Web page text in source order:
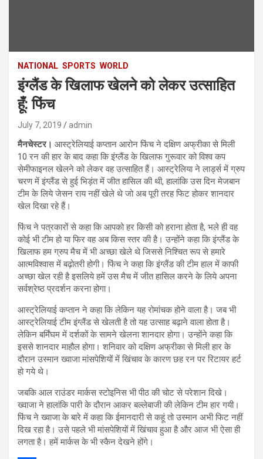
NATIONAL SPORTS WORLD
इंग्लैंड के खिलाफ खेलने को लेकर उत्साहित
हूँ: फिंच
July 7, 2019 admin
मैनचेस्टर। आस्ट्रेलियाई कप्तान आरोन फिंच ने दक्षिण अफ्रीका से मिली
10 रन की हार के बाद कहा कि इंग्लैंड के खिलाफ गुरूवार को विश्व कप
सेमीफाइनल खेलने को लेकर वह उत्साहित हैं। आस्ट्रेलिया ने लार्ड्स में ग्रुप
चरण में इंग्लैंड से हुई भिड़ंत में जीत हासिल की थी, हालांकि उस दिन मेजबान
टीम के लिये जेसन राय नहीं खेले थे जो अब पूरी तरह फिट होकर शानदार
खेल दिखा रहे हैं।
फिंच ने पत्रकारों से कहा कि आपको हर किसी को हराना होता है, भले ही वह
कोई भी टीम हो या फिर वह अब किस स्तर की है। उन्होंने कहा कि इंग्लैंड के
खिलाफ हम ग्रुप मैच में भी अच्छा खेले थे जिससे निश्चित रूप से हमारे
आत्मविश्वास में बढ़ोतरी होगी। फिंच ने कहा कि इंग्लैंड की टीम हाल में काफी
अच्छा खेल रही है इसलिये हमें उस मैच में जीत हासिल करने के लिये अपना
सर्वश्रेष्ठ प्रदर्शन करना होगा।
आस्ट्रेलियाई कप्तान ने कहा कि लेकिन यह रोमांचक होने वाला है। जब भी
आस्ट्रेलियाई टीम इंग्लैंड से खेलती है तो यह उत्साह बढ़ाने वाला होता है।
लेकिन बर्मिंघम में दर्शकों के सामने खेलना शानदार होगा। उन्होंने कहा कि
इससे शानदार माहौल होगा। शनिवार को दक्षिण अफ्रीका से मिली हार के
दौरान उस्मान ख्वाजा मांसपेशियों में खिंचाव के कारण छह रन पर रिटायर हर्ट
हो गये थे।
जबकि आल राउंडर मार्कस स्टोइनिस भी पीठ की चोट से परेशान दिखे।
ख्वाजा ने हालांकि पारी के दौरान आकर बल्लेबाजी की लेकिन टीम हार गयी।
फिंच ने ख्वाजा के बारे में कहा कि ईमानदारी से कहूं तो उस्मान अभी फिट नहीं
दिख रहा है। उसे पहले भी मांसपेशियों में खिंचाव हुआ है और आज भी ऐसा ही
लगता है। हमें मार्कस के भी स्कैन देखने होंगे।